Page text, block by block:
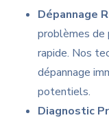
Dépannage
problèmes de
rapide. Nos
dépannage
potentiels.
Diagnostic